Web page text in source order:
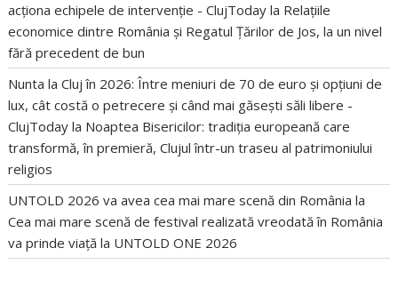
acționa echipele de intervenție - ClujToday la Relațiile
economice dintre România și Regatul Țărilor de Jos, la un nivel
fără precedent de bun
Nunta la Cluj în 2026: Între meniuri de 70 de euro și opțiuni de
lux, cât costă o petrecere și când mai găsești săli libere -
ClujToday la Noaptea Bisericilor: tradiția europeană care
transformă, în premieră, Clujul într-un traseu al patrimoniului
religios
UNTOLD 2026 va avea cea mai mare scenă din România la
Cea mai mare scenă de festival realizată vreodată în România
va prinde viață la UNTOLD ONE 2026